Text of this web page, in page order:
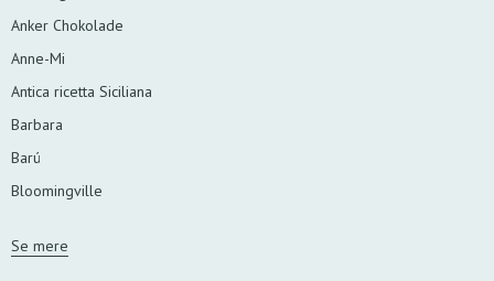
Anker Chokolade
Anne-Mi
Antica ricetta Siciliana
Barbara
Barú
Bloomingville
Se mere